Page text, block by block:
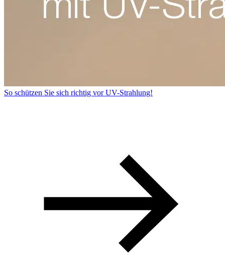
So schützen Sie sich richtig vor UV-Strahlung!